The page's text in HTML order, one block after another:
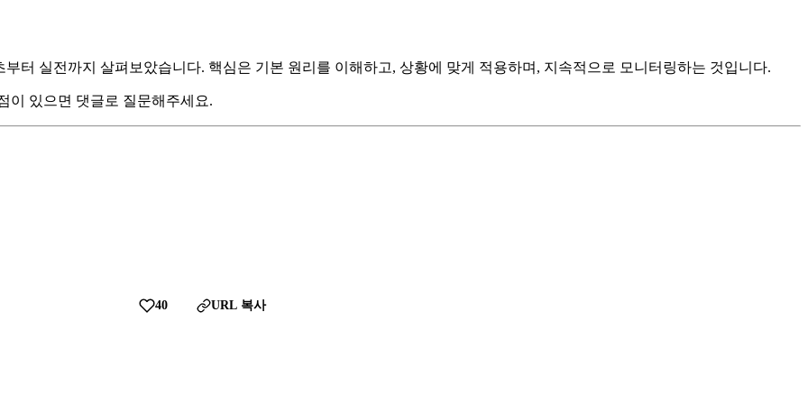
터 실전까지 살펴보았습니다. 핵심은 기본 원리를 이해하고, 상황에 맞게 적용하며, 지속적으로 모니터링하는 것입니다.
이 있으면 댓글로 질문해주세요.
40 URL 복사